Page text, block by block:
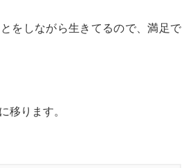
をしながら生きてるので、満足で
移ります。